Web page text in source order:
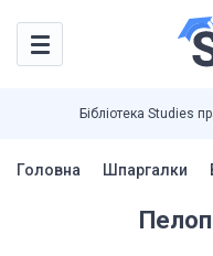
Бібліотека Studies
Головна Шпаргалки